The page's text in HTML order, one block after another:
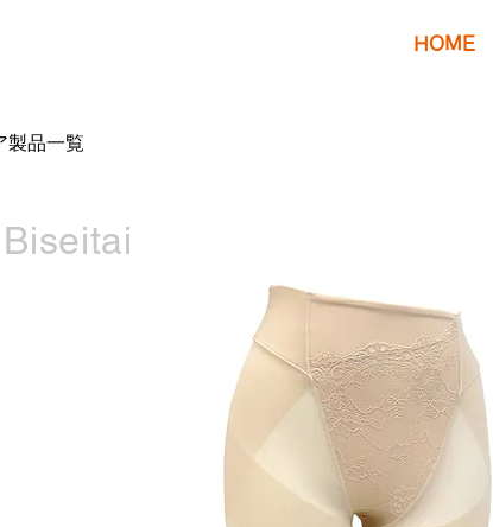
HOME
製品一覧